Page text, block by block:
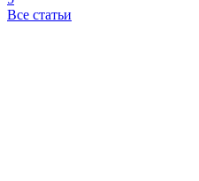
Все статьи